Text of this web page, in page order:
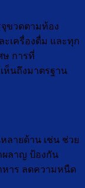
ขวดตามท้อง
ะเครื่องดื่ม และทุก
ษ การที่
ห็นถึงมาตรฐาน
ลายด้าน เช่น ช่วย
ผลาญ ป้องกัน
หาร ลดความหนืด